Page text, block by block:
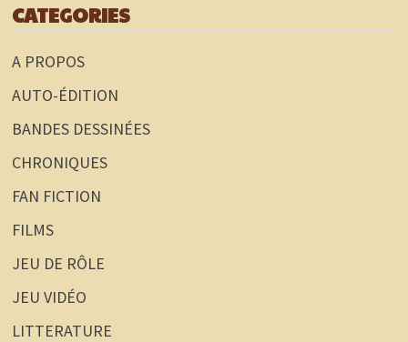
CATEGORIES
A PROPOS
AUTO-ÉDITION
BANDES DESSINÉES
CHRONIQUES
FAN FICTION
FILMS
JEU DE RÔLE
JEU VIDÉO
LITTERATURE